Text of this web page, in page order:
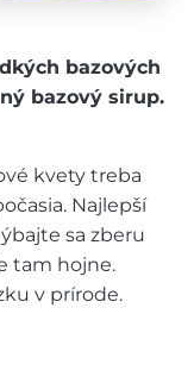
bazových
bazový sirup.
kvety treba
Najlepší
sa zberu
tam hojne.
v prírode.